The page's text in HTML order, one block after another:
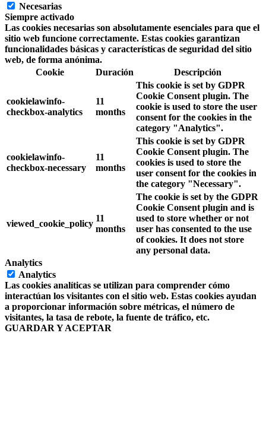
Necesarias
Siempre activado
Las cookies necesarias son absolutamente esenciales para que el
sitio web funcione correctamente. Estas cookies garantizan
funcionalidades básicas y características de seguridad del sitio
web, de forma anónima.
Cookie
Duración Descripción
cookielawinfo-
checkbox-analytics
11
months
This cookie is set by GDPR
Cookie Consent plugin. The
cookie is used to store the user
consent for the cookies in the
category "Analytics".
cookielawinfo-
checkbox-necessary
11
months
This cookie is set by GDPR
Cookie Consent plugin. The
cookies is used to store the
user consent for the cookies in
the category "Necessary".
viewed_cookie_policy
11
months
The cookie is set by the GDPR
Cookie Consent plugin and is
used to store whether or not
user has consented to the use
of cookies. It does not store
any personal data.
Analytics
Analytics
Las cookies analíticas se utilizan para comprender cómo
interactúan los visitantes con el sitio web. Estas cookies ayudan
a proporcionar información sobre métricas, el número de
visitantes, la tasa de rebote, la fuente de tráfico, etc.
GUARDAR Y ACEPTAR